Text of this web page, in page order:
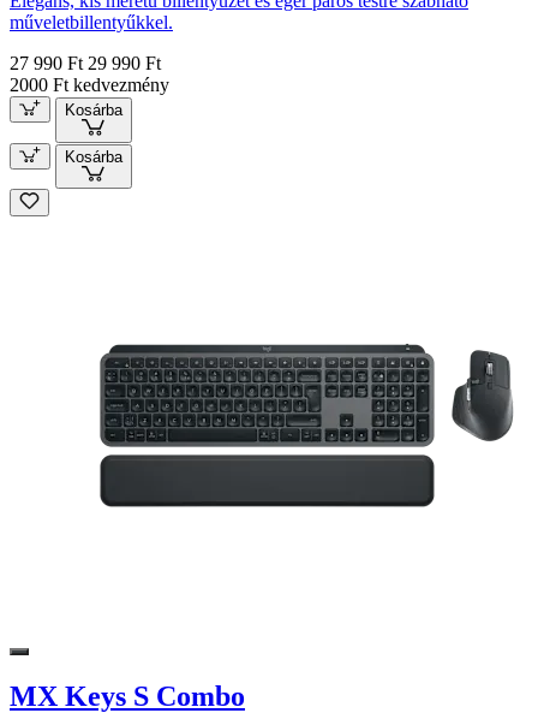
műveletbillentyűkkel.
27 990 Ft 29 990 Ft
2000 Ft kedvezmény
Kosárba
Kosárba
MX Keys S Combo